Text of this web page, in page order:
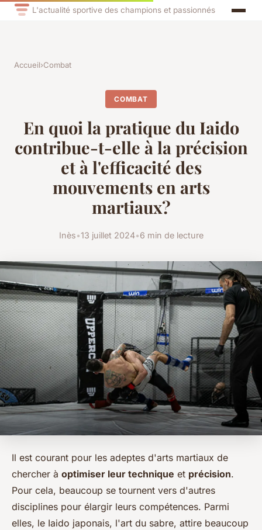
L'actualité sportive des champions et passionnés
Accueil›Combat
COMBAT
En quoi la pratique du Iaido
contribue-t-elle à la précision
et à l'efficacité des
mouvements en arts
martiaux?
Inès•13 juillet 2024•6 min de lecture
Il est courant pour les adeptes d'arts martiaux de
chercher à optimiser leur technique et précision.
Pour cela, beaucoup se tournent vers d'autres
disciplines pour élargir leurs compétences. Parmi
elles, le Iaido japonais, l'art du sabre, attire beaucoup